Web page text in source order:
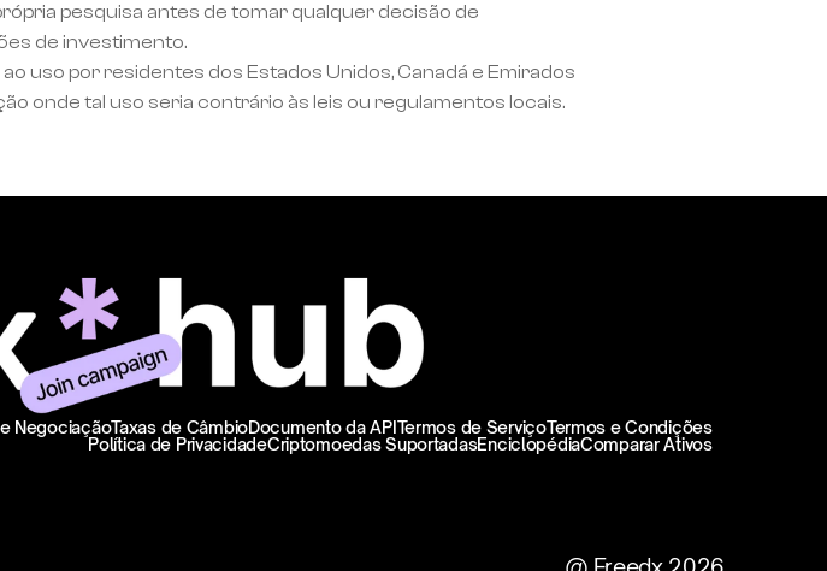
pesquisa antes de tomar qualquer decisão de
de investimento.
uso por residentes dos Estados Unidos, Canadá e Emirados
onde tal uso seria contrário às leis ou regulamentos locais.
NegociaçãoTaxas de CâmbioDocumento da APITermos de ServiçoTermos e Condições
Política de PrivacidadeCriptomoedas SuportadasEnciclopédiaComparar Ativos